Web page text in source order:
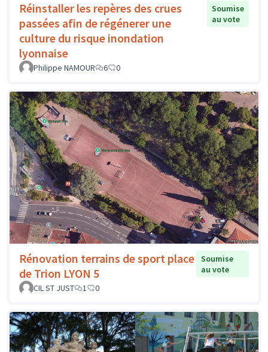
Réinstaller les repères des crues
passées afin de régénerer une
culture du risque inondation
lyonnaise
Soumise
au vote
Philippe NAMOUR 6 0
Rénovation terrains de sport place
de Trion LYON 5
Soumise
au vote
CIL ST JUST
1 0